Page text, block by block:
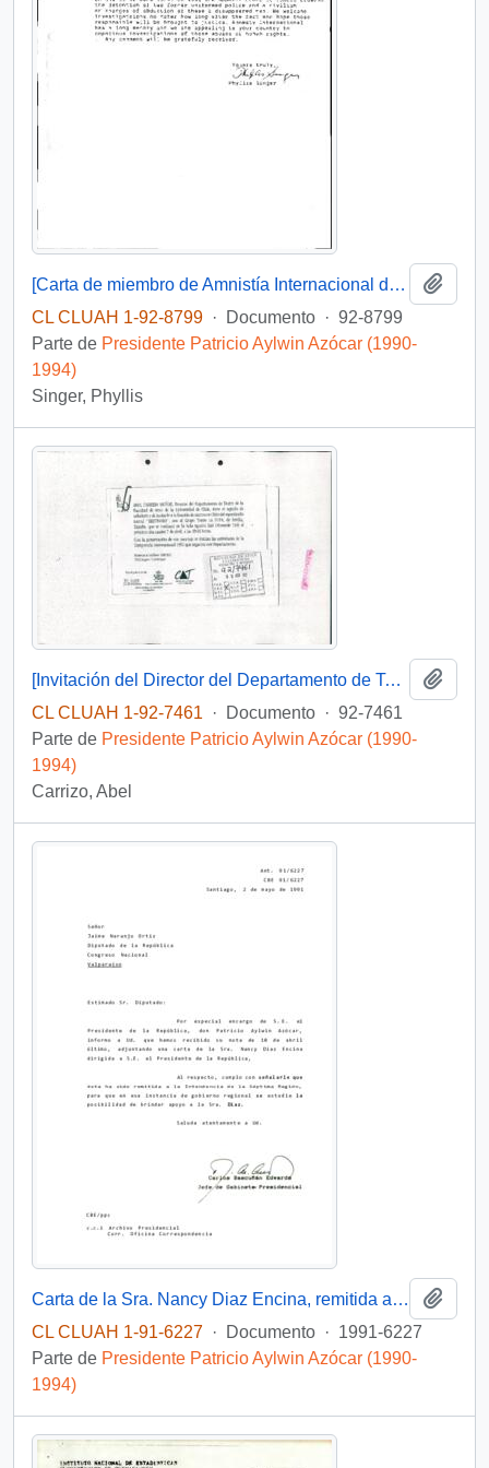
[Carta de miembro de Amnistía Internacional dirigida al Presidente Patricio Aylwin, referente a detenidos desaparecidos]
CL CLUAH 1-92-8799 · Documento · 92-8799
Parte de Presidente Patricio Aylwin Azócar (1990-
1994)
Singer, Phyllis
[Invitación del Director del Departamento de Teatro de la Facultad de Artes de la Universidad de Chile]
CL CLUAH 1-92-7461
· Documento · 92-7461
Parte de Presidente Patricio Aylwin Azócar (1990-
1994)
Carrizo, Abel
Carta de la Sra. Nancy Diaz Encina, remitida al Intendencia de la Séptima Región.
CL CLUAH 1-91-6227 · Documento · 1991-6227
Parte de Presidente Patricio Aylwin Azócar (1990-
1994)